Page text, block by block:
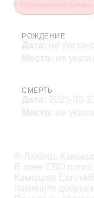
РОЖДЕНИЕ
Дата: не
Место: не
СМЕРТЬ
Дата: 2025-03-21
Место: не
© Любовь
В зоне СВО
Камышов
помяните добрым